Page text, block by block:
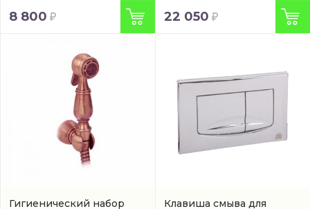
8 800 22 050
Гигиенический набор
Клавиша смыва для